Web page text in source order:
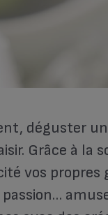
déguster
Grâce à la
vos propres